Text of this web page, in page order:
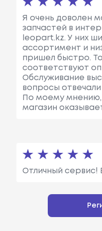
Я очень доволен
запчастей в
leopart.kz. У них
ассортимент и
пришел быстро.
соответствуют
Обслуживание
вопросы
По моему
магазин
Отличный сервис!